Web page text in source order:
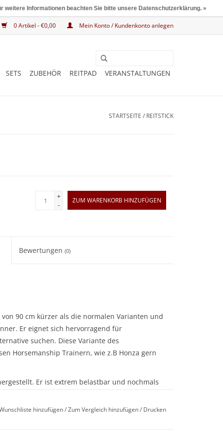
0 Artikel - €0,00 Mein Konto / Kundenkonto anlegen
SETS ZUBEHÖR REITPAD VERANSTALTUNGEN
STARTSEITE / REITSTICK
+
-
ZUM WARENKORB HINZUFÜGEN
Bewertungen(0)
90 cm kürzer als die normalen Varianten und
Er eignet sich hervorragend für
suchen. Diese Variante des
Horsemanship Trainern, wie z.B Honza gern
Er ist extrem belastbar und nochmals
kann, z.B. auf stetigen Druck zu weichen.
hinzufügen/Zum Vergleich hinzufügen/ Drucken
weitere Informationen beachten Sie bitte unsere Datenschutzerklärung. »